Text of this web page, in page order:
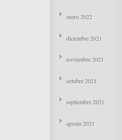
enero 2022
diciembre 2021
noviembre 2021
octubre 2021
septiembre 2021
agosto 2021